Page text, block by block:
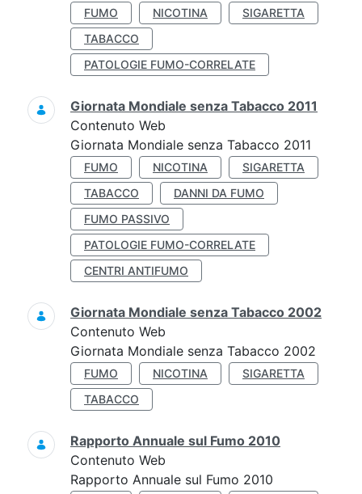
FUMO NICOTINA
SIGARETTA
TABACCO
PATOLOGIE FUMO-CORRELATE
Giornata Mondiale senza Tabacco 2011
Contenuto Web
Giornata Mondiale senza Tabacco 2011
FUMO NICOTINA
SIGARETTA
TABACCO
DANNI DA FUMO
FUMO PASSIVO
PATOLOGIE FUMO-CORRELATE
CENTRI ANTIFUMO
Giornata Mondiale senza Tabacco 2002
Contenuto Web
Giornata Mondiale senza Tabacco 2002
FUMO NICOTINA
SIGARETTA
TABACCO
Rapporto Annuale sul Fumo 2010
Contenuto Web
Rapporto Annuale sul Fumo 2010